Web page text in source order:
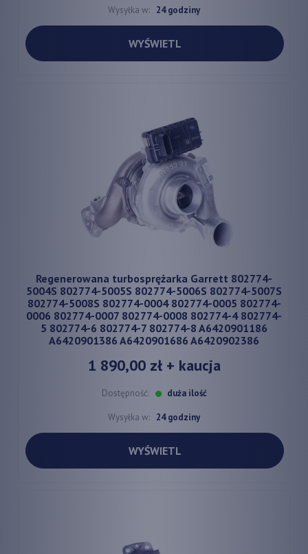
Wysyłka w: 24 godziny
WYŚWIETL
Regenerowana turbosprężarka Garrett 802774-
5004S 802774-5005S 802774-5006S 802774-5007S
802774-5008S 802774-0004 802774-0005 802774-
0006 802774-0007 802774-0008 802774-4 802774-
5 802774-6 802774-7 802774-8 A6420901186
A6420901386 A6420901686 A6420902386
1 890,00 zł+ kaucja
Dostępność: duża ilość
Wysyłka w: 24 godziny
WYŚWIETL